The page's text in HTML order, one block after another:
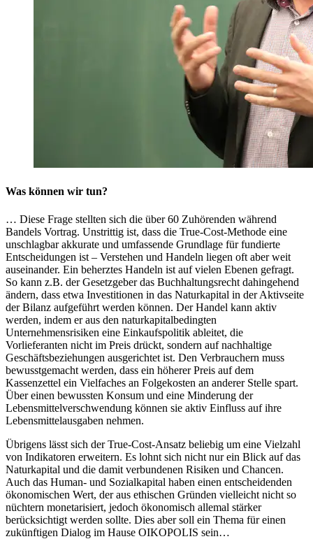
Was können wir tun?
… Diese Frage stellten sich die über 60 Zuhörenden während
Bandels Vortrag. Unstrittig ist, dass die True-Cost-Methode eine
unschlagbar akkurate und umfassende Grundlage für fundierte
Entscheidungen ist – Verstehen und Handeln liegen oft aber weit
auseinander. Ein beherztes Handeln ist auf vielen Ebenen gefragt.
So kann z.B. der Gesetzgeber das Buchhaltungsrecht dahingehend
ändern, dass etwa Investitionen in das Naturkapital in der Aktivseite
der Bilanz aufgeführt werden können. Der Handel kann aktiv
werden, indem er aus den naturkapitalbedingten
Unternehmensrisiken eine Einkaufspolitik ableitet, die
Vorlieferanten nicht im Preis drückt, sondern auf nachhaltige
Geschäftsbeziehungen ausgerichtet ist. Den Verbrauchern muss
bewusstgemacht werden, dass ein höherer Preis auf dem
Kassenzettel ein Vielfaches an Folgekosten an anderer Stelle spart.
Über einen bewussten Konsum und eine Minderung der
Lebensmittelverschwendung können sie aktiv Einfluss auf ihre
Lebensmittelausgaben nehmen.
Übrigens lässt sich der True-Cost-Ansatz beliebig um eine Vielzahl
von Indikatoren erweitern. Es lohnt sich nicht nur ein Blick auf das
Naturkapital und die damit verbundenen Risiken und Chancen.
Auch das Human- und Sozialkapital haben einen entscheidenden
ökonomischen Wert, der aus ethischen Gründen vielleicht nicht so
nüchtern monetarisiert, jedoch ökonomisch allemal stärker
berücksichtigt werden sollte. Dies aber soll ein Thema für einen
zukünftigen Dialog im Hause OIKOPOLIS sein…